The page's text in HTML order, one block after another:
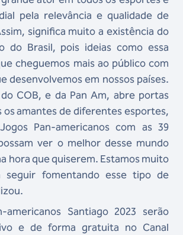
pela relevância e qualidade de
significa muito a existência do
do Brasil, pois ideias como essa
cheguemos mais ao público com
desenvolvemos em nossos países.
COB, e da Pan Am, abre portas
os amantes de diferentes esportes,
Pan-americanos com as 39
ver o melhor desse mundo
hora que quiserem. Estamos muito
seguir fomentando esse tipo de
americanos Santiago 2023 serão
e de forma gratuita no Canal